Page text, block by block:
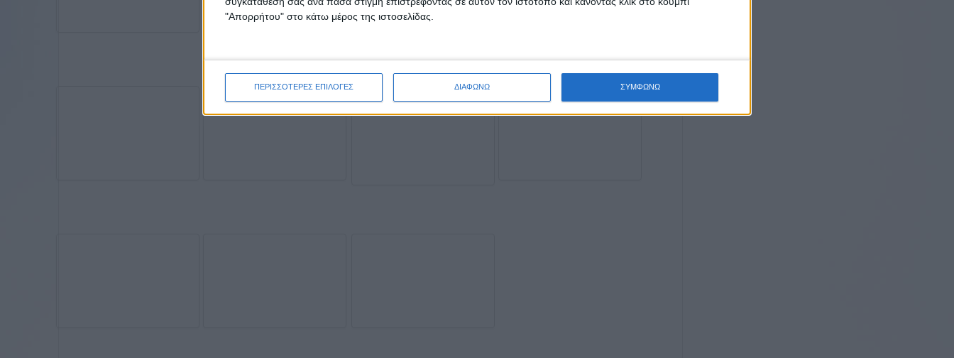
"Απορρήτου" στο κάτω μέρος της ιστοσελίδας.
ΠΕΡΙΣΣΟΤΕΡΕΣ ΕΠΙΛΟΓΕΣ ΔΙΑΦΩΝΩ ΣΥΜΦΩΝΩ